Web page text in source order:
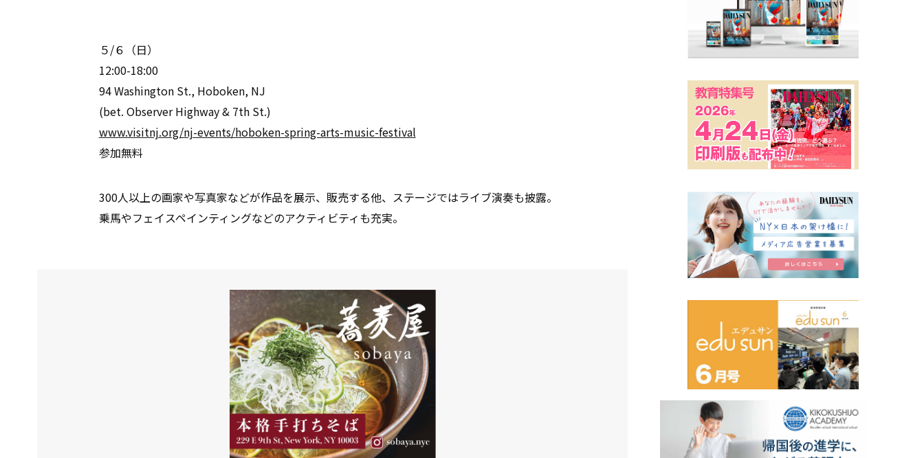
５/６（日）
12:00-18:00
94 Washington St., Hoboken, NJ
(bet. Observer Highway & 7th St.)
www.visitnj.org/nj-events/hoboken-spring-arts-music-festival
参加無料
300人以上の画家や写真家などが作品を展示、販売する他、ステージではライブ演奏も披露。
乗馬やフェイスペインティングなどのアクティビティも充実。